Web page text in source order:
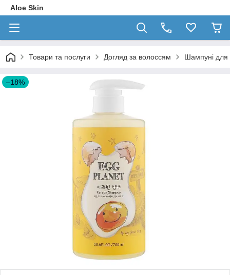
Aloe Skin
Товари та послуги Догляд за волоссям Шампуні для
–18%